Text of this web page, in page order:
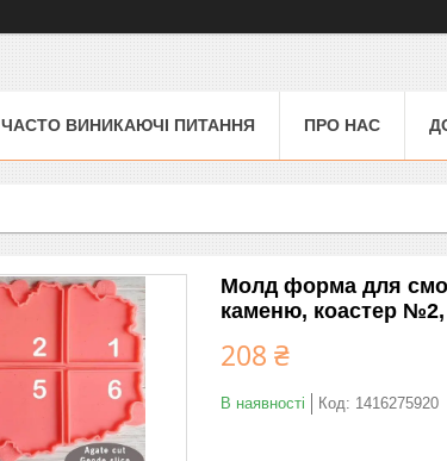
ЧАСТО ВИНИКАЮЧІ ПИТАННЯ ПРО НАС
Молд форма для
каменю, коастер №2,
208 ₴
В наявності Код: 1416275920